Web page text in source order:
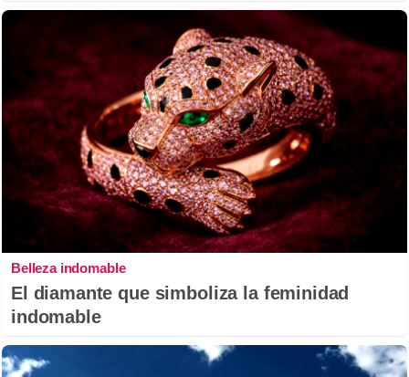
Belleza indomable
El diamante que simboliza la feminidad
indomable